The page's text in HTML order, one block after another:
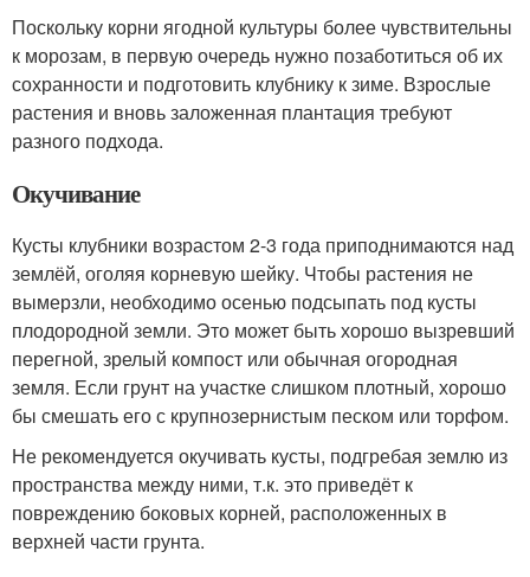
Поскольку корни ягодной культуры более чувствительны
к морозам, в первую очередь нужно позаботиться об их
сохранности и подготовить клубнику к зиме. Взрослые
растения и вновь заложенная плантация требуют
разного подхода.
Окучивание
Кусты клубники возрастом 2-3 года приподнимаются над
землёй, оголяя корневую шейку. Чтобы растения не
вымерзли, необходимо осенью подсыпать под кусты
плодородной земли. Это может быть хорошо вызревший
перегной, зрелый компост или обычная огородная
земля. Если грунт на участке слишком плотный, хорошо
бы смешать его с крупнозернистым песком или торфом.
Не рекомендуется окучивать кусты, подгребая землю из
пространства между ними, т.к. это приведёт к
повреждению боковых корней, расположенных в
верхней части грунта.